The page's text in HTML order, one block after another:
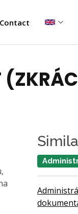
Contact